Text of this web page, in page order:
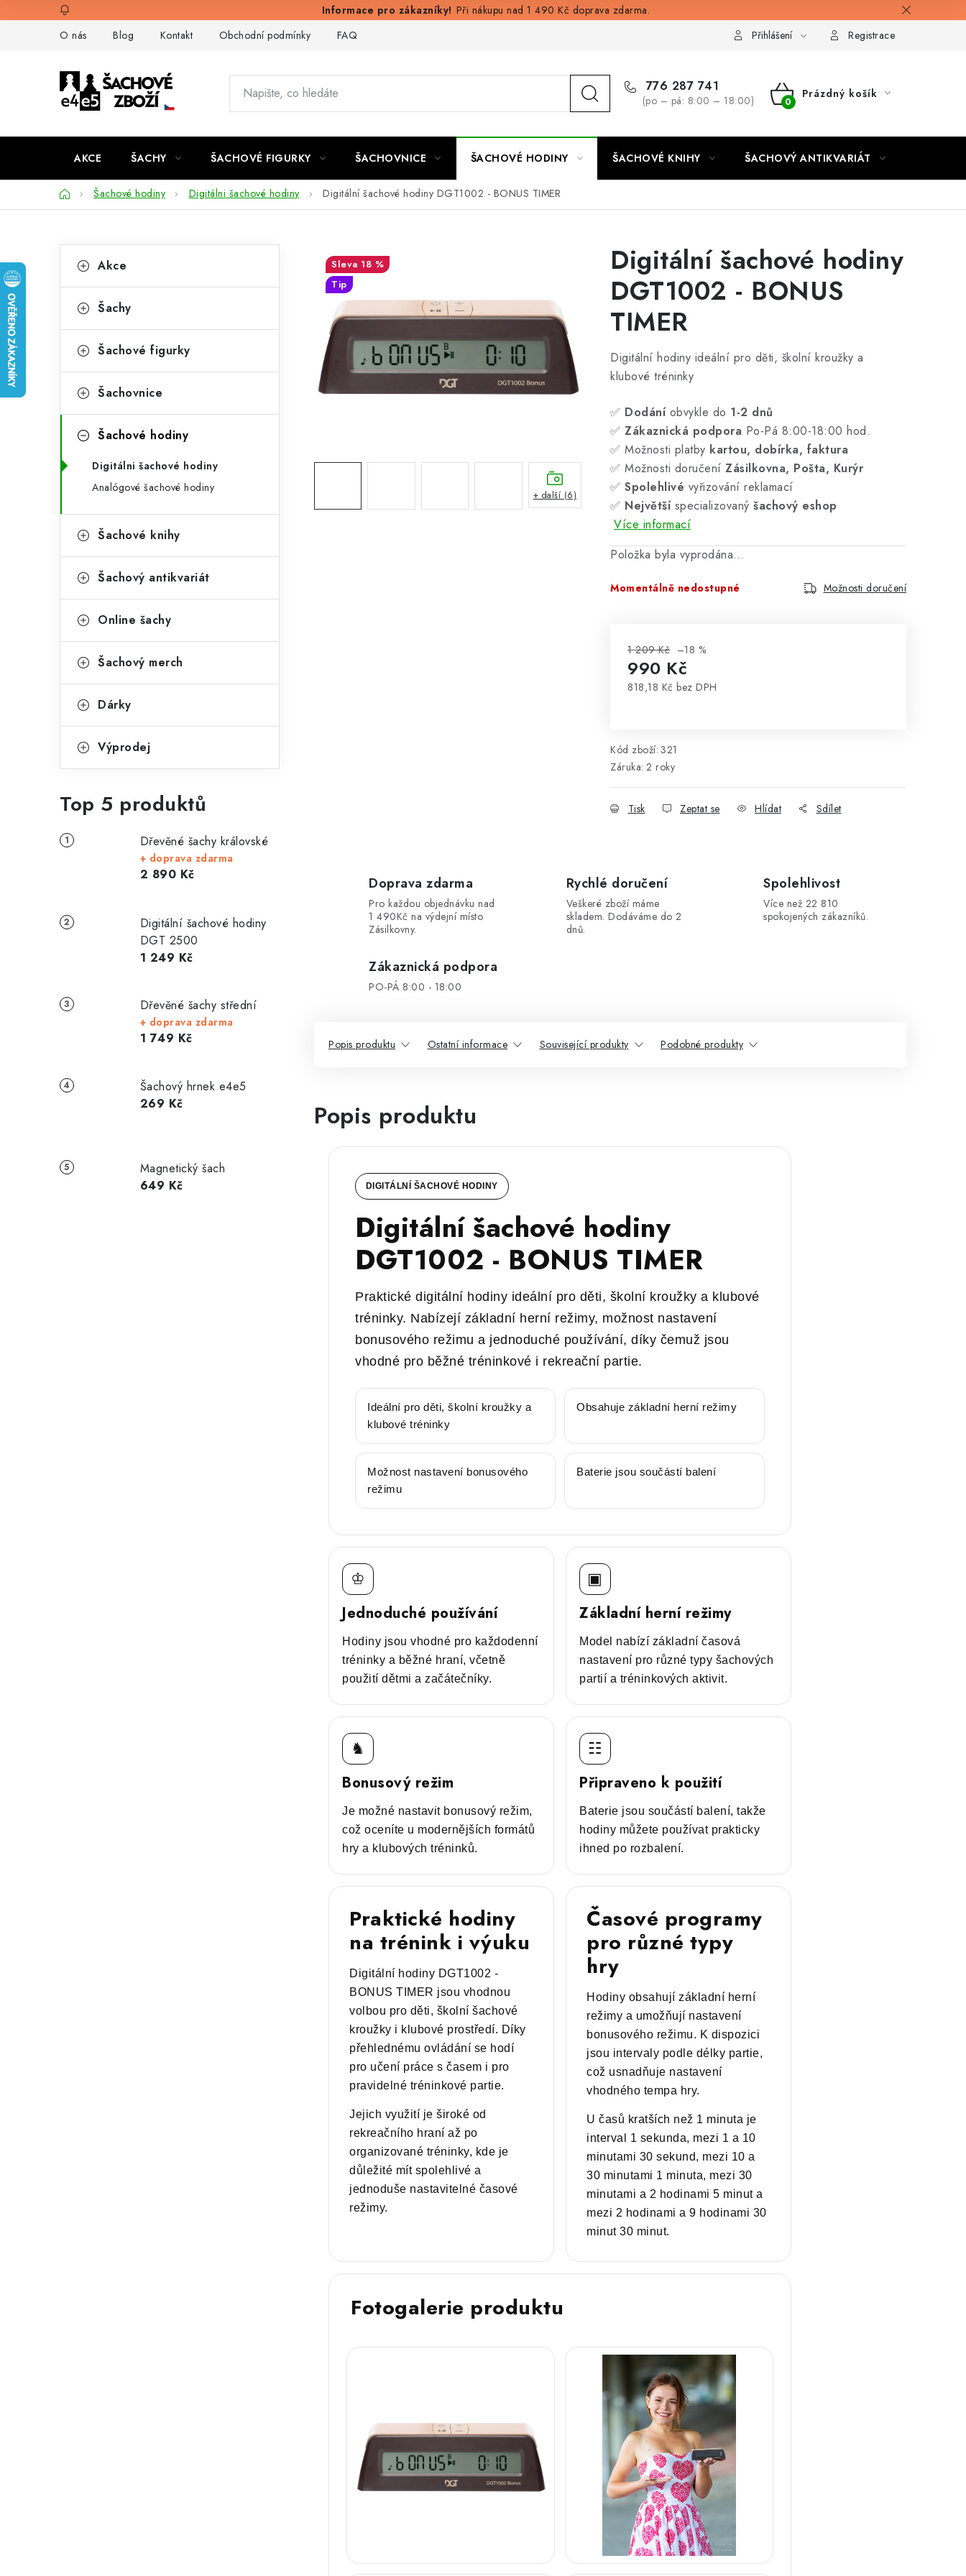
na
Při nákupu nad 1 490 Kč doprava zdarma.
O nás
Blog Kontakt Obchodní podmínky FAQ Přihlášení Registrace
776 287 741
(po – pá: 8:00 – 18:00)
NÁKUPNÍ
Prázdný košík
AKCE ŠACHY ŠACHOVÉ FIGURKY ŠACHOVNICE ŠACHOVÉ HODINY ŠACHOVÉ KNIHY ŠACHOVÝ ANTIKVARIÁT
DomůŠachové hodiny Digitálni šachové hodiny Digitální šachové hodiny DGT1002 - BONUS TIMER
o
t
r
n
í
n
kategorie
a
e
o
i
Akce
Šachy
Šachové figurky
Šachovnice
Šachové hodiny
Digitálni šachové hodiny
Analógové šachové hodiny
Šachové knihy
Šachový antikvariát
Online šachy
Šachový merch
Dárky
Výprodej
Top 5 produktů
Dřevěné šachy královské
+ doprava zdarma
2 890 Kč
Digitální šachové hodiny
DGT 2500
1 249 Kč
Dřevěné šachy střední
+ doprava zdarma
1 749 Kč
Šachový hrnek e4e5
269 Kč
Magnetický šach
649 Kč
Digitální šachové hodiny
DGT1002 - BONUS
TIMER
Digitální hodiny ideální pro děti, školní kroužky a
klubové tréninky
✅ Dodáníobvykle do 1-2 dnů
✅ Zákaznická podpora Po-Pá 8:00-18:00 hod.
✅ Možnosti platby kartou, dobírka, faktura
✅ Možnosti doručení Zásilkovna, Pošta, Kurýr
✅ Spolehlivé vyřizování reklamací
✅ Největšíspecializovaný šachový eshop
Více informací
Položka byla vyprodána…
Momentálně nedostupné Možnosti doručení
1 209 Kč –18 %
990 Kč
818,18 Kč bez DPH
Kód zboží: 321
Záruka: 2 roky
Tisk Zeptat se Hlídat Sdílet
18 %
Tip
+ další (6)
Doprava zdarma
Pro každou objednávku nad
1 490Kč na výdejní místo
Zásilkovny.
Rychlé doručení
Veškeré zboží máme
skladem. Dodáváme do 2
dnů.
Spolehlivost
Více než 22 810
spokojených zákazníků.
Zákaznická podpora
PO-PÁ 8:00 - 18:00
Popis produktu Ostatní informace Související produkty Podobné produkty
Popis produktu
DIGITÁLNÍ ŠACHOVÉ HODINY
Digitální šachové hodiny
DGT1002 - BONUS TIMER
Praktické digitální hodiny ideální pro děti, školní kroužky a klubové
tréninky. Nabízejí základní herní režimy, možnost nastavení
bonusového režimu a jednoduché používání, díky čemuž jsou
vhodné pro běžné tréninkové i rekreační partie.
Ideální pro děti, školní kroužky a
klubové tréninky
Obsahuje základní herní režimy
Možnost nastavení bonusového
režimu
Baterie jsou součástí balení
♔
Jednoduché používání
Hodiny jsou vhodné pro každodenní
tréninky a běžné hraní, včetně
použití dětmi a začátečníky.
▣
Základní herní režimy
Model nabízí základní časová
nastavení pro různé typy šachových
partií a tréninkových aktivit.
♞
Bonusový režim
Je možné nastavit bonusový režim,
což oceníte u modernějších formátů
hry a klubových tréninků.
☷
Připraveno k použití
Baterie jsou součástí balení, takže
hodiny můžete používat prakticky
ihned po rozbalení.
Praktické hodiny
na trénink i výuku
Digitální hodiny DGT1002 -
BONUS TIMER jsou vhodnou
volbou pro děti, školní šachové
kroužky i klubové prostředí. Díky
přehlednému ovládání se hodí
pro učení práce s časem i pro
pravidelné tréninkové partie.
Jejich využití je široké od
rekreačního hraní až po
organizované tréninky, kde je
důležité mít spolehlivé a
jednoduše nastavitelné časové
režimy.
Časové programy
pro různé typy
hry
Hodiny obsahují základní herní
režimy a umožňují nastavení
bonusového režimu. K dispozici
jsou intervaly podle délky partie,
což usnadňuje nastavení
vhodného tempa hry.
U časů kratších než 1 minuta je
interval 1 sekunda, mezi 1 a 10
minutami 30 sekund, mezi 10 a
30 minutami 1 minuta, mezi 30
minutami a 2 hodinami 5 minut a
mezi 2 hodinami a 9 hodinami 30
minut 30 minut.
Fotogalerie produktu